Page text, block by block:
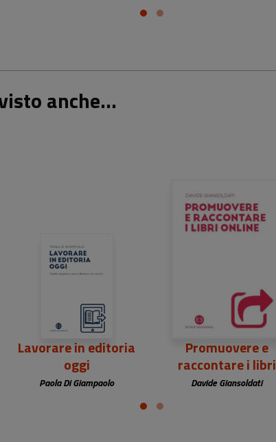
anche...
Lavorare in editoria
oggi
Paola Di Giampaolo
Promuovere e
raccontare i libri
online
Davide Giansoldati